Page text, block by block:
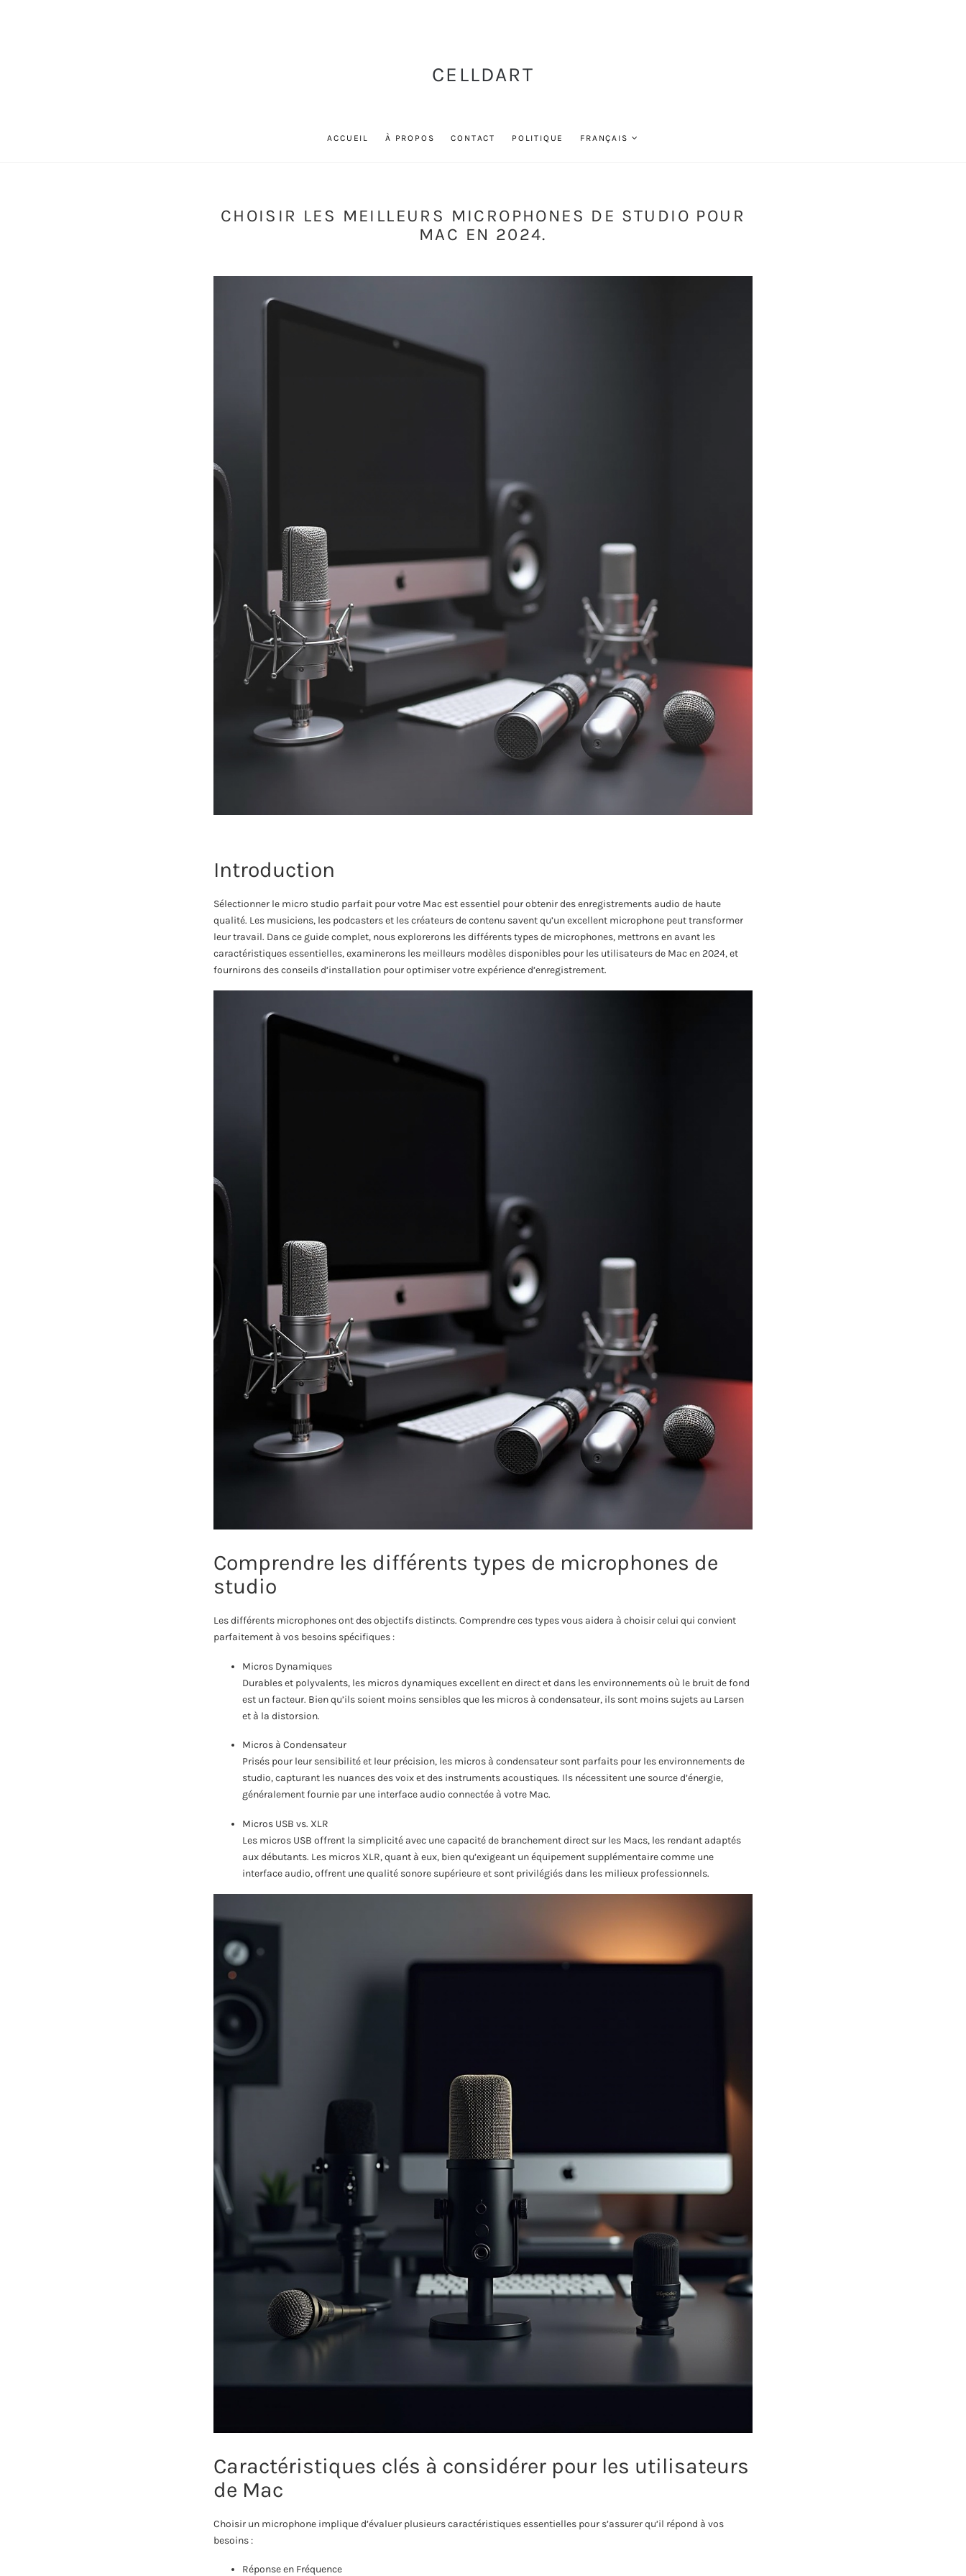
CELLDART
ACCUEIL À PROPOS CONTACT POLITIQUE FRANÇAIS
CHOISIR LES MEILLEURS MICROPHONES DE STUDIO POUR
MAC EN 2024.
Introduction
Sélectionner le micro studio parfait pour votre Mac est essentiel pour obtenir des enregistrements audio de haute
qualité. Les musiciens, les podcasters et les créateurs de contenu savent qu’un excellent microphone peut transformer
leur travail. Dans ce guide complet, nous explorerons les différents types de microphones, mettrons en avant les
caractéristiques essentielles, examinerons les meilleurs modèles disponibles pour les utilisateurs de Mac en 2024, et
fournirons des conseils d’installation pour optimiser votre expérience d’enregistrement.
Comprendre les différents types de microphones de
studio
Les différents microphones ont des objectifs distincts. Comprendre ces types vous aidera à choisir celui qui convient
parfaitement à vos besoins spécifiques :
Micros Dynamiques
Durables et polyvalents, les micros dynamiques excellent en direct et dans les environnements où le bruit de fond
est un facteur. Bien qu’ils soient moins sensibles que les micros à condensateur, ils sont moins sujets au Larsen
et à la distorsion.
Micros à Condensateur
Prisés pour leur sensibilité et leur précision, les micros à condensateur sont parfaits pour les environnements de
studio, capturant les nuances des voix et des instruments acoustiques. Ils nécessitent une source d’énergie,
généralement fournie par une interface audio connectée à votre Mac.
Micros USB vs. XLR
Les micros USB offrent la simplicité avec une capacité de branchement direct sur les Macs, les rendant adaptés
aux débutants. Les micros XLR, quant à eux, bien qu’exigeant un équipement supplémentaire comme une
interface audio, offrent une qualité sonore supérieure et sont privilégiés dans les milieux professionnels.
Caractéristiques clés à considérer pour les utilisateurs
de Mac
Choisir un microphone implique d’évaluer plusieurs caractéristiques essentielles pour s’assurer qu’il répond à vos
besoins :
Réponse en Fréquence